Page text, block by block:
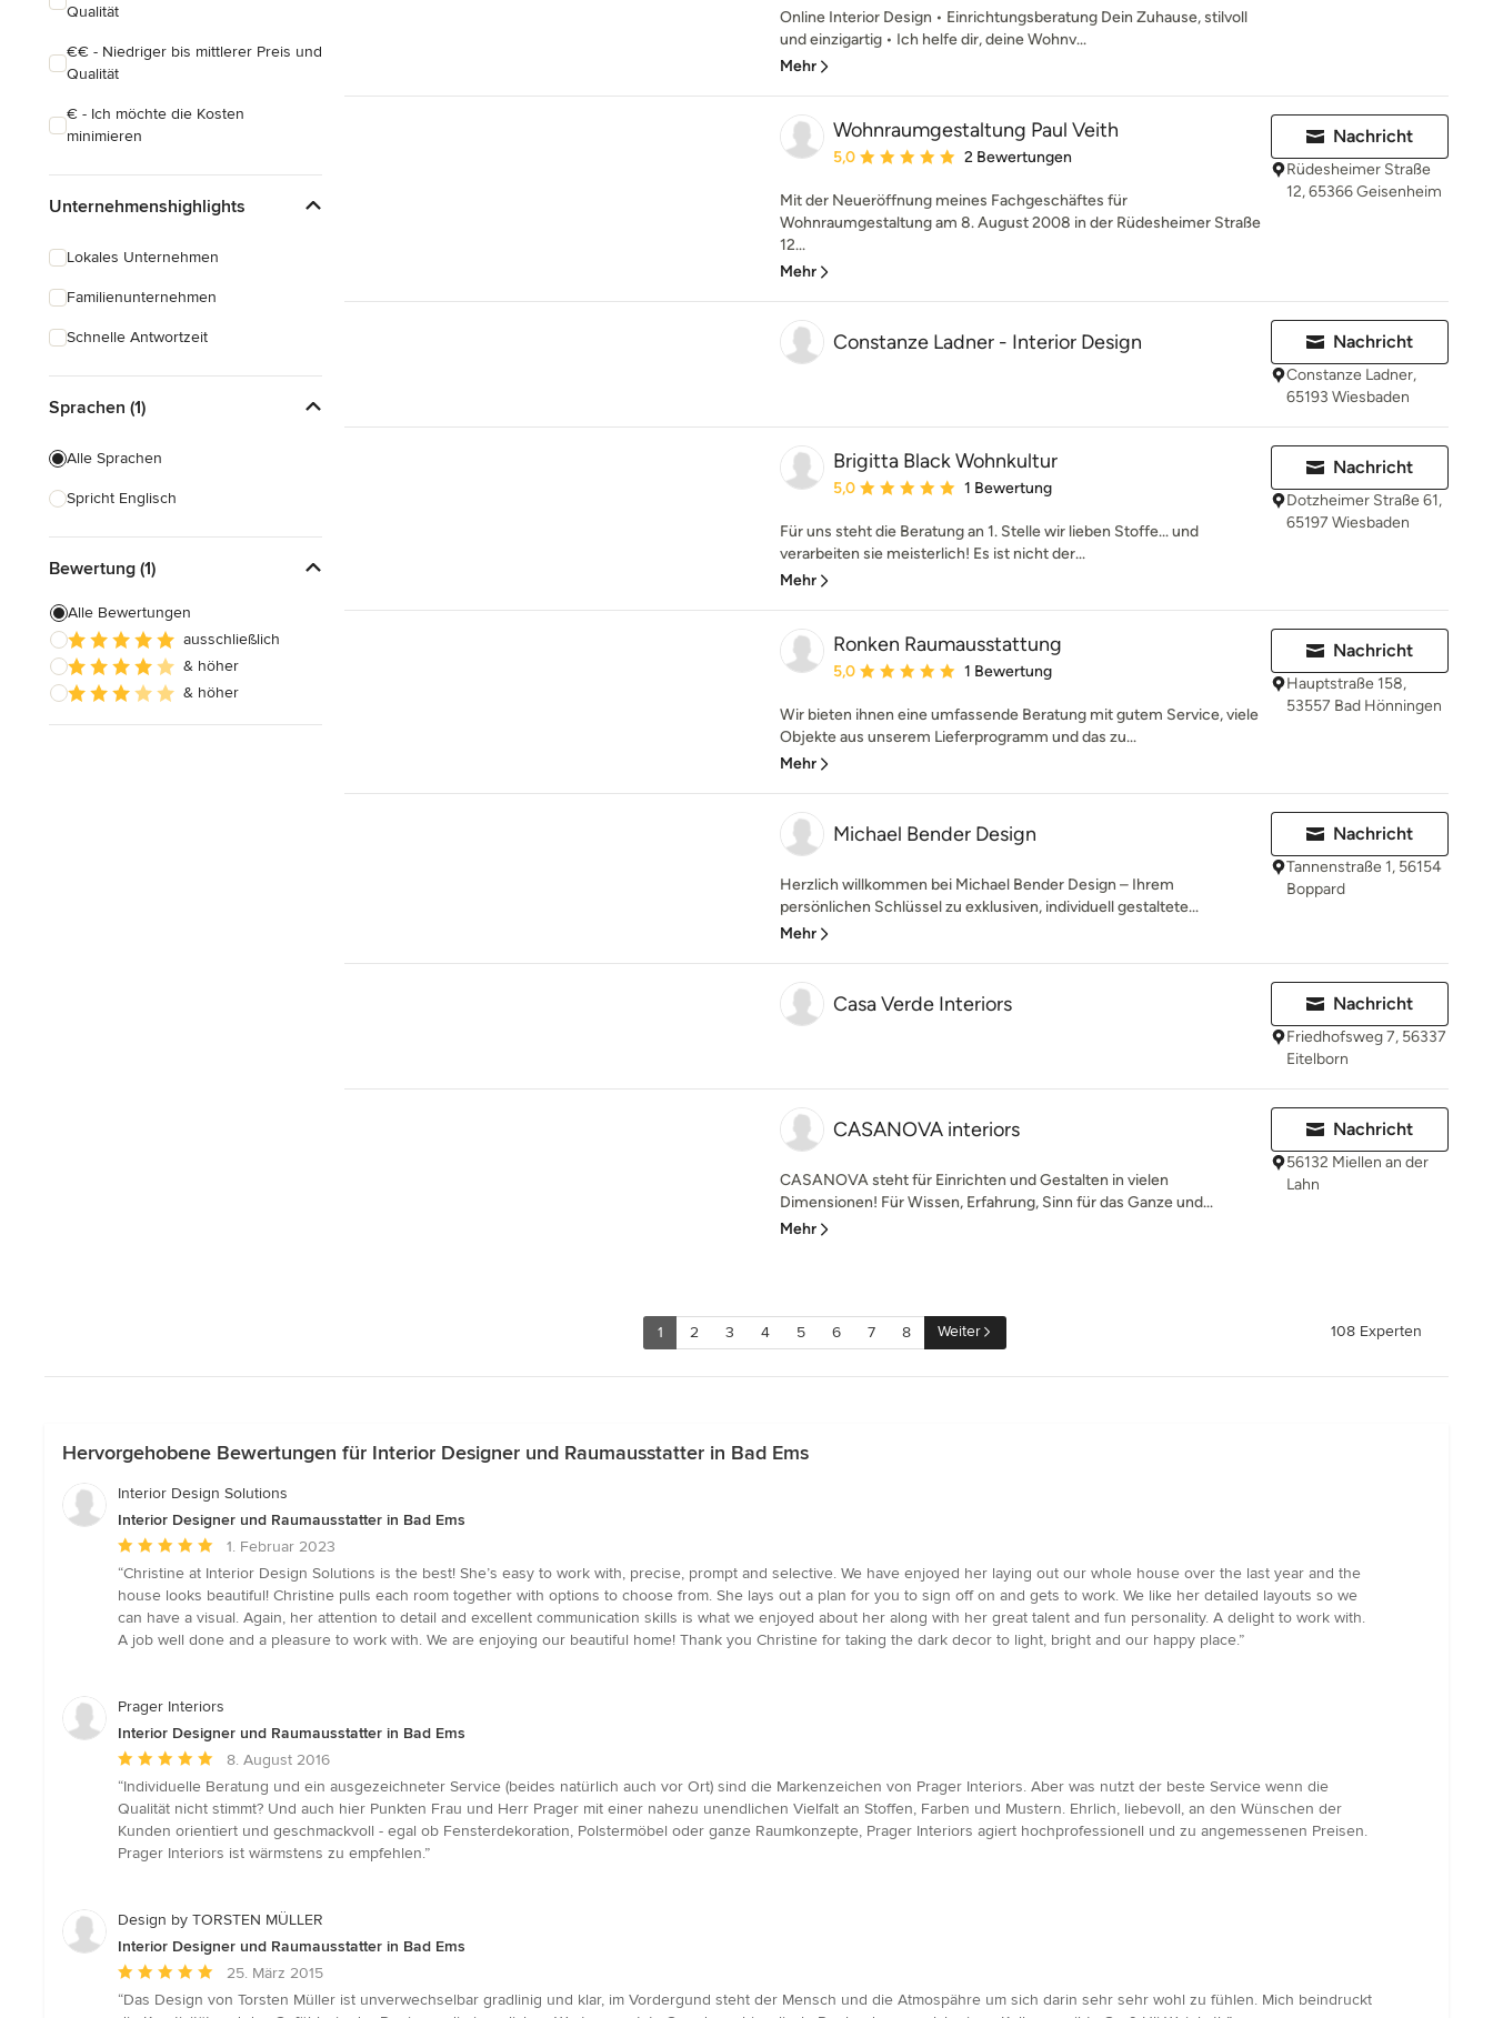
Qualität
€€ - Niedriger bis mittlerer Preis und
Qualität
€ - Ich möchte die Kosten
minimieren
Unternehmenshighlights
Lokales Unternehmen
Familienunternehmen
Schnelle Antwortzeit
Sprachen (1)
Alle Sprachen
Spricht Englisch
Bewertung (1)
Alle Bewertungen
ausschließlich
& höher
& höher
Online Interior Design • Einrichtungsberatung Dein Zuhause, stilvoll
und einzigartig • Ich helfe dir, deine Wohnv...
Mehr
Wohnraumgestaltung Paul Veith
Durchschnittliche Bewertung: 5 von 5 Sternen
5,0 2 Bewertungen
Mit der Neueröffnung meines Fachgeschäftes für
Wohnraumgestaltung am 8. August 2008 in der Rüdesheimer Straße
12...
Mehr
Nachricht
Rüdesheimer Straße
12, 65366 Geisenheim
Constanze Ladner - Interior Design Nachricht
Constanze Ladner,
65193 Wiesbaden
Brigitta Black Wohnkultur
Durchschnittliche Bewertung: 5 von 5 Sternen
5,0 1 Bewertung
Für uns steht die Beratung an 1. Stelle wir lieben Stoffe... und
verarbeiten sie meisterlich! Es ist nicht der...
Mehr
Nachricht
Dotzheimer Straße 61,
65197 Wiesbaden
Ronken Raumausstattung
Durchschnittliche Bewertung: 5 von 5 Sternen
5,0 1 Bewertung
Wir bieten ihnen eine umfassende Beratung mit gutem Service, viele
Objekte aus unserem Lieferprogramm und das zu...
Mehr
Nachricht
Hauptstraße 158,
53557 Bad Hönningen
Michael Bender Design
Herzlich willkommen bei Michael Bender Design – Ihrem
persönlichen Schlüssel zu exklusiven, individuell gestaltete...
Mehr
Nachricht
Tannenstraße 1, 56154
Boppard
Casa Verde Interiors Nachricht
Friedhofsweg 7, 56337
Eitelborn
CASANOVA interiors
CASANOVA steht für Einrichten und Gestalten in vielen
Dimensionen! Für Wissen, Erfahrung, Sinn für das Ganze und...
Mehr
Nachricht
56132 Miellen an der
Lahn
1 2 3 4 5 6 7 8 Weiter 108 Experten
Hervorgehobene Bewertungen für Interior Designer und Raumausstatter in Bad Ems
Interior Design Solutions
Interior Designer und Raumausstatter in Bad Ems
Durchschnittliche
Bewertung:
5
von
5
1. Februar 2023
“Christine at Interior Design Solutions is the best! She’s easy to work with, precise, prompt and selective. We have enjoyed her laying out our whole house over the last year and the
house looks beautiful! Christine pulls each room together with options to choose from. She lays out a plan for you to sign off on and gets to work. We like her detailed layouts so we
can have a visual. Again, her attention to detail and excellent communication skills is what we enjoyed about her along with her great talent and fun personality. A delight to work with.
A job well done and a pleasure to work with. We are enjoying our beautiful home! Thank you Christine for taking the dark decor to light, bright and our happy place.”
Prager Interiors
Interior Designer und Raumausstatter in Bad Ems
Durchschnittliche
Bewertung:
5
von
5
8. August 2016
“Individuelle Beratung und ein ausgezeichneter Service (beides natürlich auch vor Ort) sind die Markenzeichen von Prager Interiors. Aber was nutzt der beste Service wenn die
Qualität nicht stimmt? Und auch hier Punkten Frau und Herr Prager mit einer nahezu unendlichen Vielfalt an Stoffen, Farben und Mustern. Ehrlich, liebevoll, an den Wünschen der
Kunden orientiert und geschmackvoll - egal ob Fensterdekoration, Polstermöbel oder ganze Raumkonzepte, Prager Interiors agiert hochprofessionell und zu angemessenen Preisen.
Prager Interiors ist wärmstens zu empfehlen.”
Design by TORSTEN MÜLLER
Interior Designer und Raumausstatter in Bad Ems
Durchschnittliche
Bewertung:
25. März 2015
“Das Design von Torsten Müller ist unverwechselbar gradlinig und klar, im Vordergund steht der Mensch und die Atmospähre um sich darin sehr sehr wohl zu fühlen. Mich beindruckt